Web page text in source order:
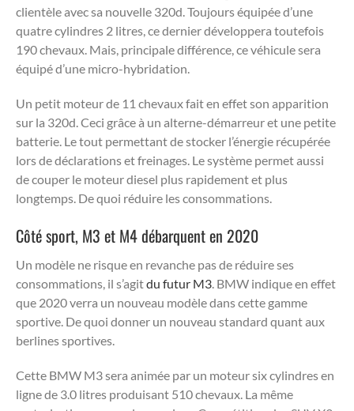
clientèle avec sa nouvelle 320d. Toujours équipée d’une
quatre cylindres 2 litres, ce dernier développera toutefois
190 chevaux. Mais, principale différence, ce véhicule sera
équipé d’une micro-hybridation.
Un petit moteur de 11 chevaux fait en effet son apparition
sur la 320d. Ceci grâce à un alterne-démarreur et une petite
batterie. Le tout permettant de stocker l’énergie récupérée
lors de déclarations et freinages. Le système permet aussi
de couper le moteur diesel plus rapidement et plus
longtemps. De quoi réduire les consommations.
Côté sport, M3 et M4 débarquent en 2020
Un modèle ne risque en revanche pas de réduire ses
consommations, il s’agitdu futur M3. BMW indique en effet
que 2020 verra un nouveau modèle dans cette gamme
sportive. De quoi donner un nouveau standard quant aux
berlines sportives.
Cette BMW M3 sera animée par un moteur six cylindres en
ligne de 3.0 litres produisant 510 chevaux. La même